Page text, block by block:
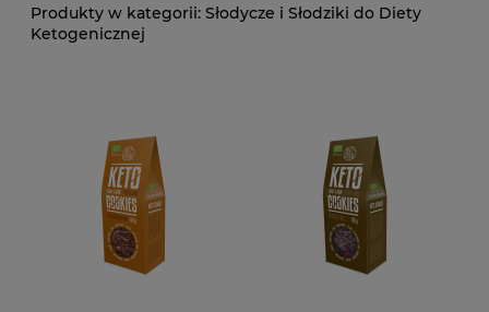
Słodycze i Słodziki do Diety
Ketogenicznej